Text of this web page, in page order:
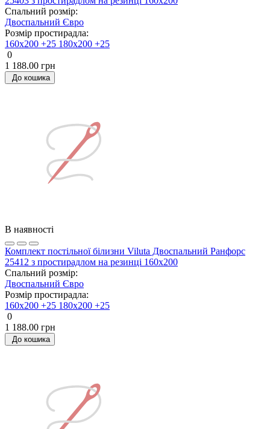
Спальний розмір:
Двоспальний Євро
Розмір простирадла:
160х200 +25 180х200 +25
0
1 188.00 грн
До кошика
В наявності
Комплект постільної білизни Viluta Двоспальний Ранфорс
25412 з простирадлом на резинці 160х200
Спальний розмір:
Двоспальний Євро
Розмір простирадла:
160х200 +25 180х200 +25
0
1 188.00 грн
До кошика